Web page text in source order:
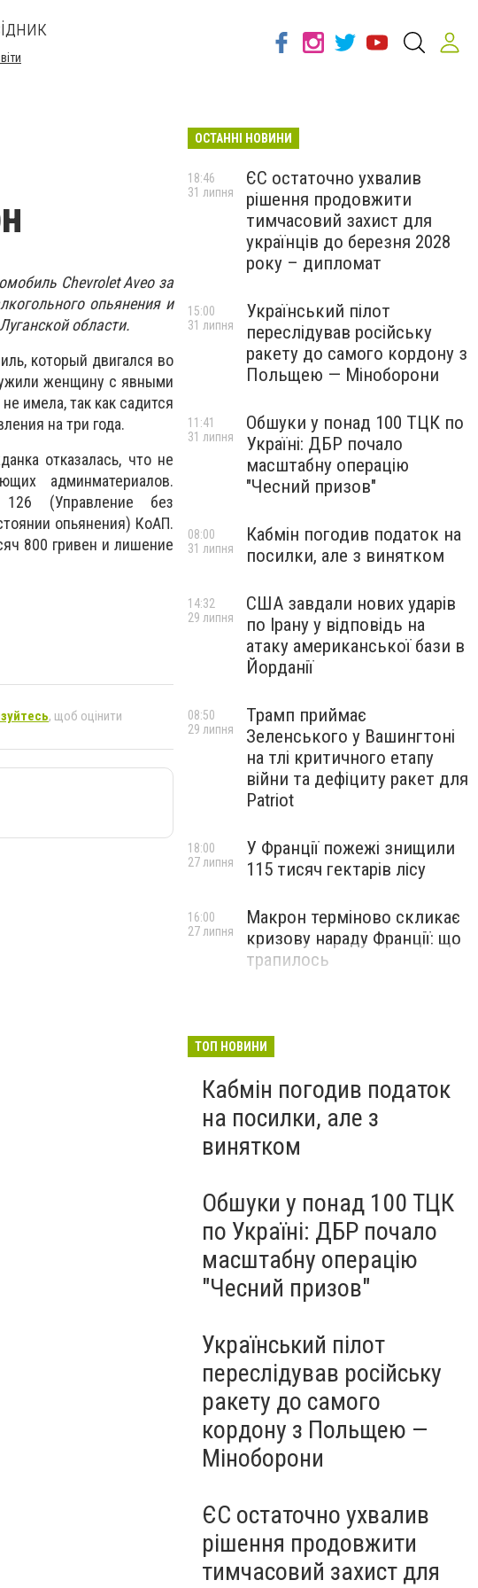
Chevrolet Aveo за
опьянения и
области.
который двигался во
женщину с явными
имела, так как садится
на три года.
отказалась, что не
админматериалов.
(Управление без
опьянения) КоАП.
800 гривен и лишение
, щоб оцінити
ОСТАННІ НОВИНИ
ЄС остаточно ухвалив
рішення продовжити
тимчасовий захист для
українців до березня 2028
року – дипломат
18:46
31 липня
Український пілот
переслідував російську
ракету до самого кордону з
Польщею — Міноборони
15:00
31 липня
Обшуки у понад 100 ТЦК по
Україні: ДБР почало
масштабну операцію
"Чесний призов"
11:41
31 липня
Кабмін погодив податок на
посилки, але з винятком
08:00
31 липня
США завдали нових ударів
по Ірану у відповідь на
атаку американської бази в
Йорданії
14:32
29 липня
Трамп приймає
Зеленського у Вашингтоні
на тлі критичного етапу
війни та дефіциту ракет для
Patriot
08:50
29 липня
У Франції пожежі знищили
115 тисяч гектарів лісу
18:00
27 липня
Макрон терміново скликає
кризову нараду Франції: що
трапилось
16:00
27 липня
ТОП НОВИНИ
Кабмін погодив податок
на посилки, але з
винятком
Обшуки у понад 100 ТЦК
по Україні: ДБР почало
масштабну операцію
"Чесний призов"
Український пілот
переслідував російську
ракету до самого
кордону з Польщею —
Міноборони
ЄС остаточно ухвалив
рішення продовжити
тимчасовий захист для